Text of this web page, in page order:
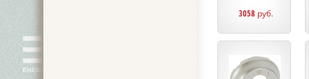
3058 руб.